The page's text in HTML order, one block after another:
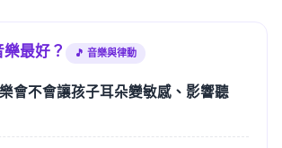
最好？ 🎵 音樂與律動
會不會讓孩子耳朵變敏感、影響聽